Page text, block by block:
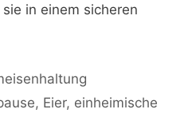
in einem sicheren
, Eier, einheimische